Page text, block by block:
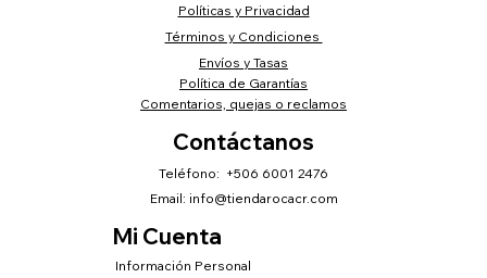
Políticas y Privacidad
Términos y Condiciones
Envíos y Tasas
Política de Garantías
Comentarios, quejas o reclamos
Mi Cuenta
Información Personal
Contáctanos
Teléfono: +506 6001 2476
Email: info@tiendarocacr.com